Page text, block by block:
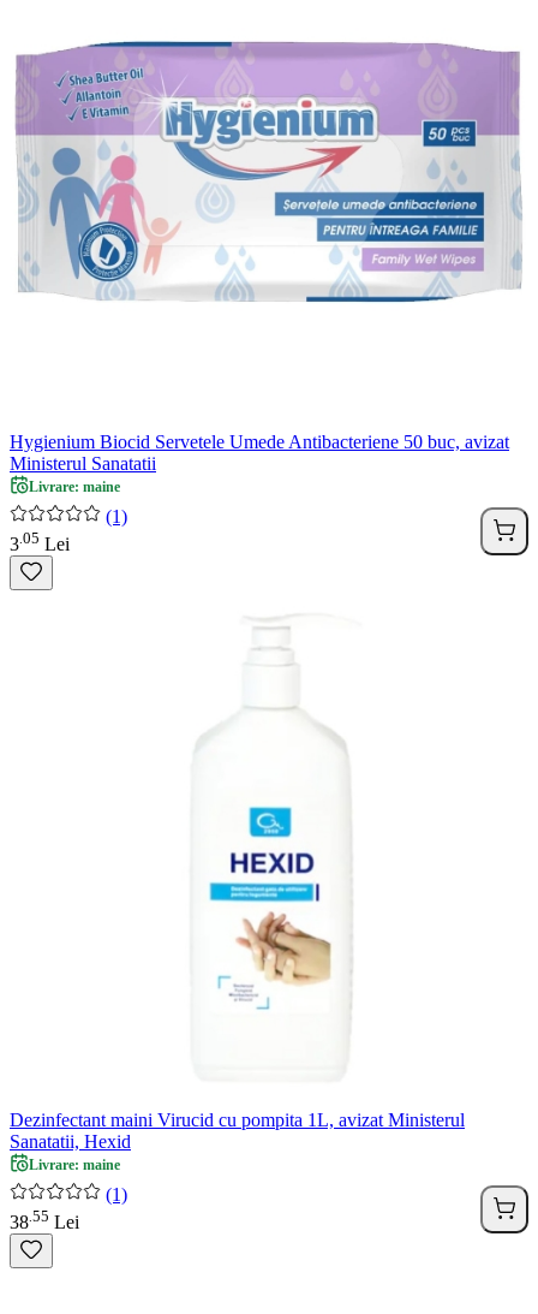
Hygienium Biocid Servetele Umede Antibacteriene 50 buc, avizat
Ministerul Sanatatii
Livrare: maine
(1)
3 05 Lei
Dezinfectant maini Virucid cu pompita 1L, avizat Ministerul
Sanatatii, Hexid
Livrare: maine
(1)
38 55 Lei